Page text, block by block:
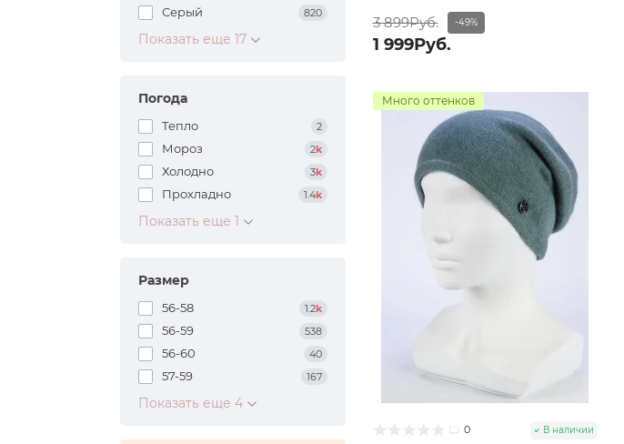
Серый 820
Показать еще 17
Погода
Тепло 2
Мороз 2k
Холодно 3k
Прохладно 1.4k
Показать еще 1
Размер
56-58 1.2k
56-59 538
56-60 40
57-59 167
Показать еще 4
3 899Руб. -49%
1 999Руб.
Много оттенков
0 В наличии